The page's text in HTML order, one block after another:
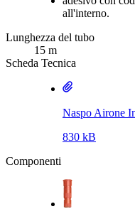
all'interno.
Lunghezza del tubo
15 m
Scheda Tecnica
Naspo Airone
830 kB
Componenti